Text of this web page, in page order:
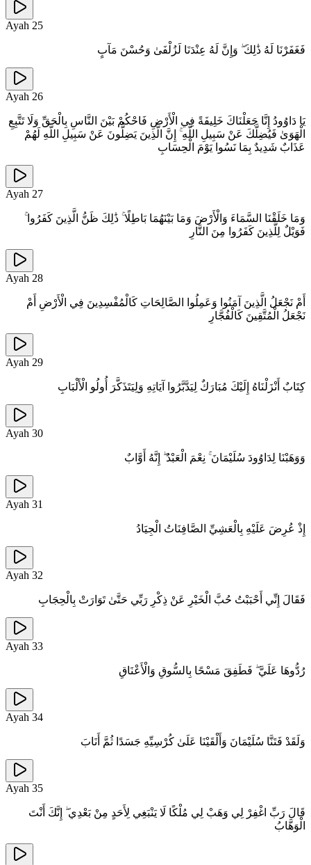
Ayah 25
فَغَفَرْنَا لَهُ ذَٰلِكَ ۖ وَإِنَّ لَهُ عِنْدَنَا لَزُلْفَىٰ وَحُسْنَ مَآبٍ
Ayah 26
يَا دَاوُودُ إِنَّا جَعَلْنَاكَ خَلِيفَةً فِي الْأَرْضِ فَاحْكُمْ بَيْنَ النَّاسِ بِالْحَقِّ وَلَا تَتَّبِعِ
الْهَوَىٰ فَيُضِلَّكَ عَنْ سَبِيلِ اللَّهِ ۚ إِنَّ الَّذِينَ يَضِلُّونَ عَنْ سَبِيلِ اللَّهِ لَهُمْ
عَذَابٌ شَدِيدٌ بِمَا نَسُوا يَوْمَ الْحِسَابِ
Ayah 27
وَمَا خَلَقْنَا السَّمَاءَ وَالْأَرْضَ وَمَا بَيْنَهُمَا بَاطِلًا ۚ ذَٰلِكَ ظَنُّ الَّذِينَ كَفَرُوا ۚ
فَوَيْلٌ لِلَّذِينَ كَفَرُوا مِنَ النَّارِ
Ayah 28
أَمْ نَجْعَلُ الَّذِينَ آمَنُوا وَعَمِلُوا الصَّالِحَاتِ كَالْمُفْسِدِينَ فِي الْأَرْضِ أَمْ
نَجْعَلُ الْمُتَّقِينَ كَالْفُجَّارِ
Ayah 29
كِتَابٌ أَنْزَلْنَاهُ إِلَيْكَ مُبَارَكٌ لِيَدَّبَّرُوا آيَاتِهِ وَلِيَتَذَكَّرَ أُولُو الْأَلْبَابِ
Ayah 30
وَوَهَبْنَا لِدَاوُودَ سُلَيْمَانَ ۚ نِعْمَ الْعَبْدُ ۖ إِنَّهُ أَوَّابٌ
Ayah 31
إِذْ عُرِضَ عَلَيْهِ بِالْعَشِيِّ الصَّافِنَاتُ الْجِيَادُ
Ayah 32
فَقَالَ إِنِّي أَحْبَبْتُ حُبَّ الْخَيْرِ عَنْ ذِكْرِ رَبِّي حَتَّىٰ تَوَارَتْ بِالْحِجَابِ
Ayah 33
رُدُّوهَا عَلَيَّ ۖ فَطَفِقَ مَسْحًا بِالسُّوقِ وَالْأَعْنَاقِ
Ayah 34
وَلَقَدْ فَتَنَّا سُلَيْمَانَ وَأَلْقَيْنَا عَلَىٰ كُرْسِيِّهِ جَسَدًا ثُمَّ أَنَابَ
Ayah 35
قَالَ رَبِّ اغْفِرْ لِي وَهَبْ لِي مُلْكًا لَا يَنْبَغِي لِأَحَدٍ مِنْ بَعْدِي ۖ إِنَّكَ أَنْتَ
الْوَهَّابُ